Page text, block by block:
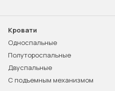
Кровати
Односпальные
Полутороспальные
Двуспальные
С подъемным механизмом